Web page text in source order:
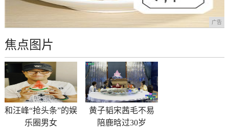
广告
焦点图片
和汪峰“抢头条”的娱
乐圈男女
黄子韬宋茜毛不易
陪鹿晗过30岁